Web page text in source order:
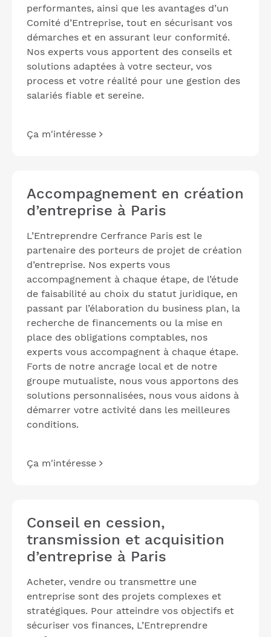
performantes, ainsi que les avantages d’un
Comité d’Entreprise, tout en sécurisant vos
démarches et en assurant leur conformité.
Nos experts vous apportent des conseils et
solutions adaptées à votre secteur, vos
process et votre réalité pour une gestion des
salariés fiable et sereine.
Ça m'intéresse
Accompagnement en création
d’entreprise à Paris
L’Entreprendre Cerfrance Paris est le
partenaire des porteurs de projet de création
d’entreprise. Nos experts vous
accompagnement à chaque étape, de l’étude
de faisabilité au choix du statut juridique, en
passant par l’élaboration du business plan, la
recherche de financements ou la mise en
place des obligations comptables, nos
experts vous accompagnent à chaque étape.
Forts de notre ancrage local et de notre
groupe mutualiste, nous vous apportons des
solutions personnalisées, nous vous aidons à
démarrer votre activité dans les meilleures
conditions.
Ça m'intéresse
Conseil en cession,
transmission et acquisition
d’entreprise à Paris
Acheter, vendre ou transmettre une
entreprise sont des projets complexes et
stratégiques. Pour atteindre vos objectifs et
sécuriser vos finances, L’Entreprendre